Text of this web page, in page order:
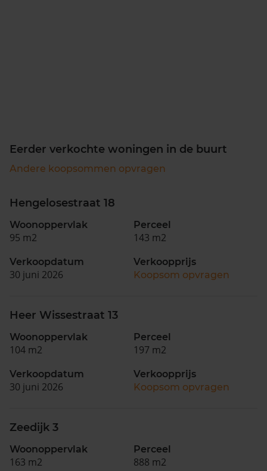
Eerder verkochte woningen in de buurt
Andere koopsommen opvragen
Hengelosestraat 18
Woonoppervlak
95 m2
Perceel
143 m2
Verkoopdatum
30 juni 2026
Verkoopprijs
Koopsom opvragen
Heer Wissestraat 13
Woonoppervlak
104 m2
Perceel
197 m2
Verkoopdatum
30 juni 2026
Verkoopprijs
Koopsom opvragen
Zeedijk 3
Woonoppervlak
163 m2
Perceel
888 m2